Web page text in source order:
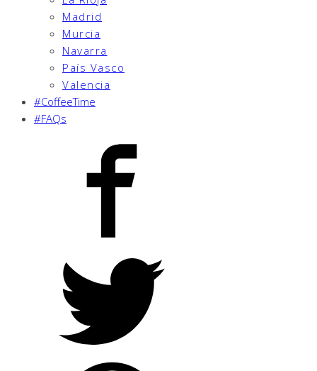
Madrid
Murcia
Navarra
País Vasco
Valencia
#CoffeeTime
#FAQs